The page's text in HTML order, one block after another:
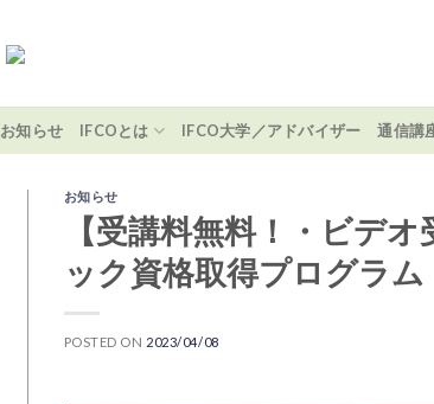
お知らせ IFCOとは IFCO大学／アドバイザー 通信講
お知らせ
【受講料無料！・ビデ
ック資格取得プログラム
POSTED ON 2023/04/08